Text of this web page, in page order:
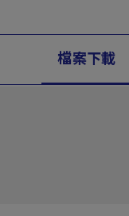
檔案下載